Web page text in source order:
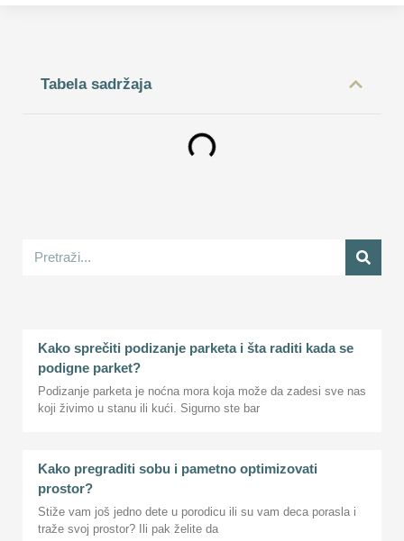
Tabela sadržaja
Kako sprečiti podizanje parketa i šta raditi kada se
podigne parket?
Podizanje parketa je noćna mora koja može da zadesi sve nas
koji živimo u stanu ili kući. Sigurno ste bar
Kako pregraditi sobu i pametno optimizovati
prostor?
Stiže vam još jedno dete u porodicu ili su vam deca porasla i
traže svoj prostor? Ili pak želite da